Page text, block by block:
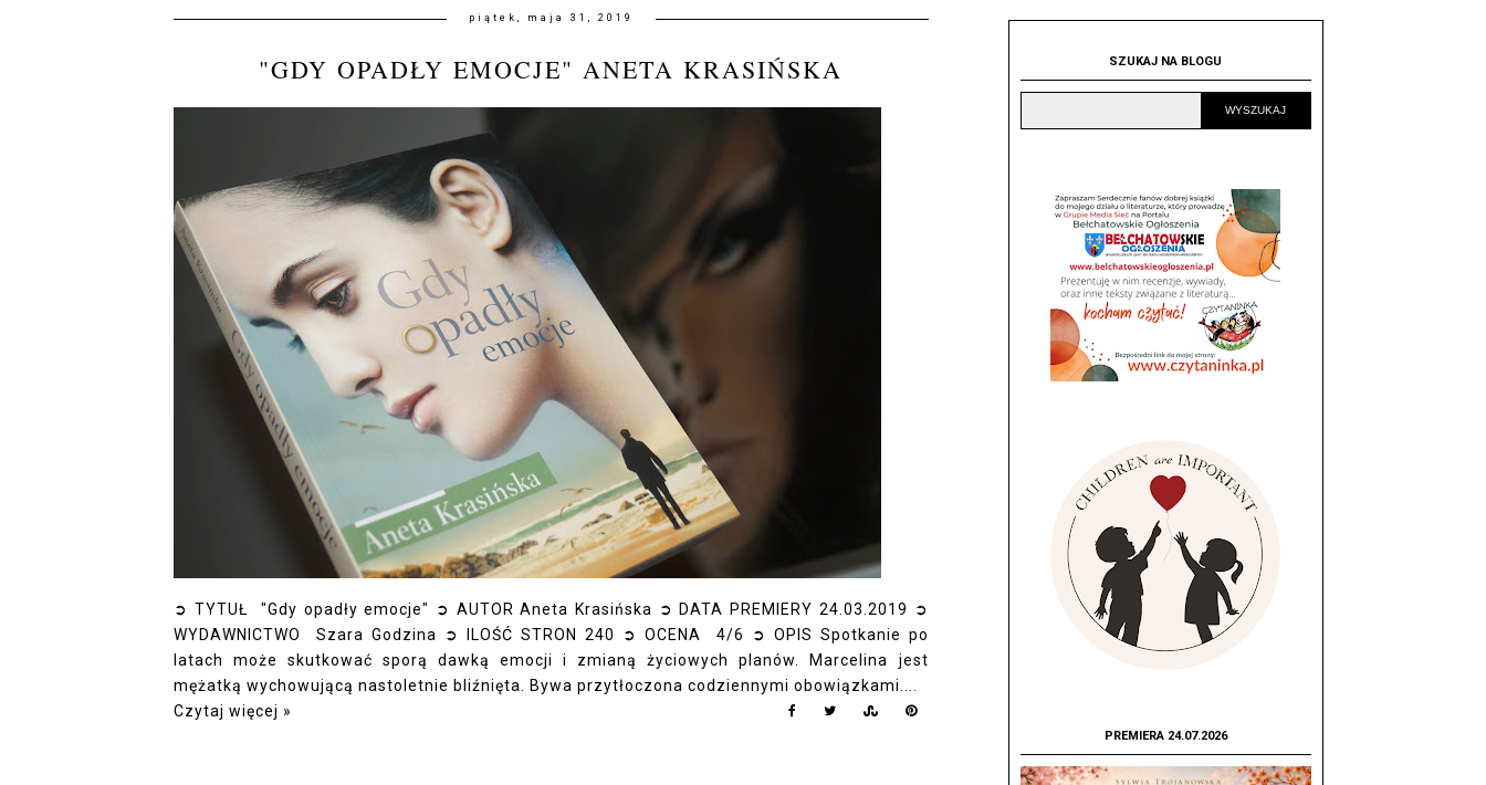
piątek, maja 31, 2019
"GDY OPADŁY EMOCJE" ANETA KRASIŃSKA
➲ TYTUŁ "Gdy opadły emocje" ➲ AUTOR Aneta Krasińska ➲ DATA PREMIERY 24.03.2019 ➲
WYDAWNICTWO Szara Godzina ➲ ILOŚĆ STRON 240 ➲ OCENA 4/6 ➲ OPIS Spotkanie po
latach może skutkować sporą dawką emocji i zmianą życiowych planów. Marcelina jest
mężatką wychowującą nastoletnie bliźnięta. Bywa przytłoczona codziennymi obowiązkami....
Czytaj więcej »
SZUKAJ NA BLOGU
PREMIERA 24.07.2026